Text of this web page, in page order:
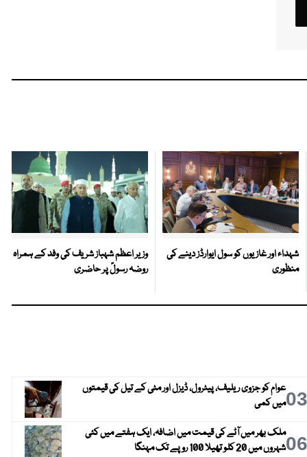
شہداء اور غازیوں کو سول ایوارڈز دینے کی
منظوری
وزیر اعظم شہباز شریف کی وفد کے ہمراہ
روضہ رسولؐ پر حاضری
03عوام کو جزوی ریلیف، پیٹرول، ڈیزل اور مٹی کے تیل کی قیمتوں
میں کمی
06ملک بھر میں آٹے کی قیمت میں اضافہ، ایک ہفتے میں کئی
شہروں میں 20 کلو تھیلا 100 روپے تک مہنگا